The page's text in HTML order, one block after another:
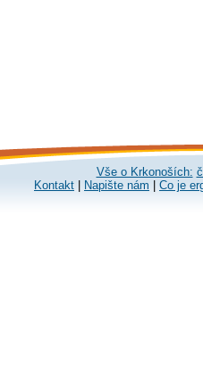
Vše o Krkonoších:
Kontakt
Napište nám Co je